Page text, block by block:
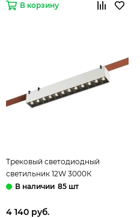
В корзину
Трековый светодиодный
светильник 12W 3000К
ST455.536.12 белый Band ST-Luce
85 шт
4 140 руб.